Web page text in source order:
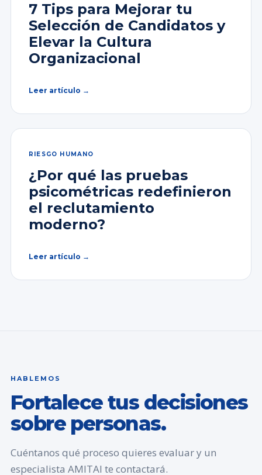
7 Tips para Mejorar tu
Selección de Candidatos y
Elevar la Cultura
Organizacional
Leer artículo →
RIESGO HUMANO
¿Por qué las pruebas
psicométricas redefinieron
el reclutamiento
moderno?
Leer artículo →
HABLEMOS
Fortalece tus decisiones
sobre personas.
Cuéntanos qué proceso quieres evaluar y un
especialista AMITAI te contactará.